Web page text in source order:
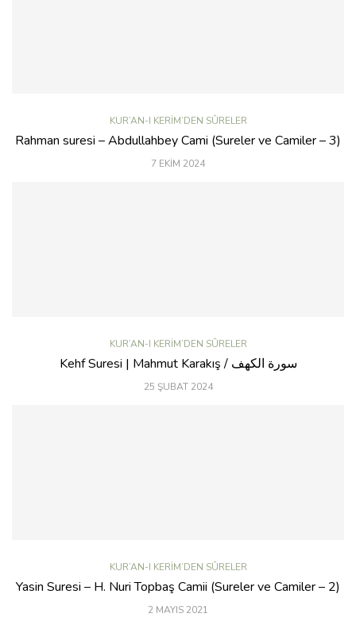
KUR’AN-I KERIM’DEN SÛRELER
Rahman suresi – Abdullahbey Cami (Sureler ve Camiler – 3)
7 EKIM 2024
KUR’AN-I KERIM’DEN SÛRELER
Kehf Suresi | Mahmut Karakış / سورة الكهف
25 ŞUBAT 2024
KUR’AN-I KERIM’DEN SÛRELER
Yasin Suresi – H. Nuri Topbaş Camii (Sureler ve Camiler – 2)
2 MAYIS 2021